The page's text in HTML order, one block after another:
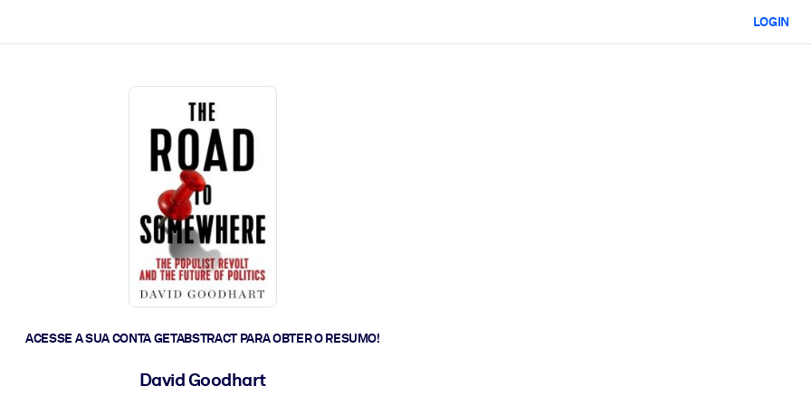
LOGIN
ACESSE A SUA CONTA GETABSTRACT PARA OBTER O RESUMO!
David Goodhart